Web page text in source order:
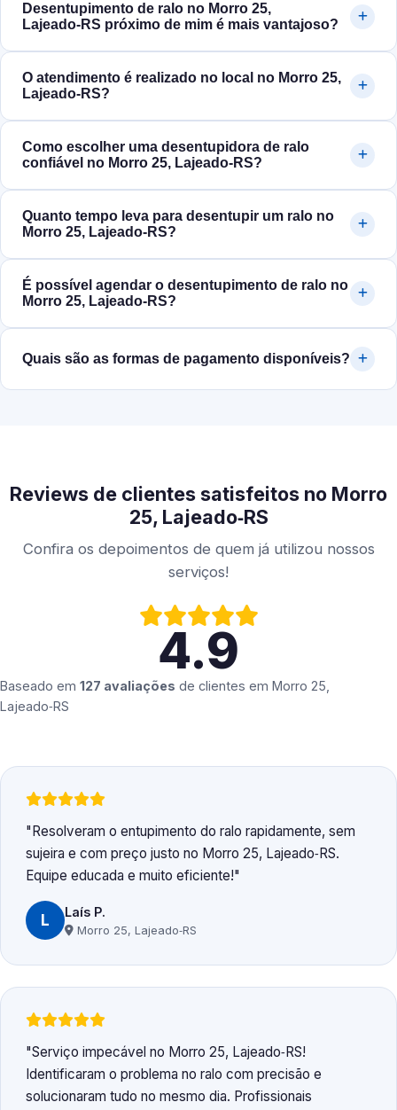
Desentupimento de ralo no Morro 25,
Lajeado‑RS próximo de mim é mais vantajoso?
O atendimento é realizado no local no Morro 25,
Lajeado‑RS?
Como escolher uma desentupidora de ralo
confiável no Morro 25, Lajeado‑RS?
Quanto tempo leva para desentupir um ralo no
Morro 25, Lajeado‑RS?
É possível agendar o desentupimento de ralo no
Morro 25, Lajeado‑RS?
Quais são as formas de pagamento disponíveis?
Reviews de clientes satisfeitos no Morro
25, Lajeado‑RS
Confira os depoimentos de quem já utilizou nossos
serviços!
4.9
Baseado em 127 avaliações de clientes em Morro 25,
Lajeado‑RS
Resolveram o entupimento do ralo rapidamente, sem
sujeira e com preço justo no Morro 25, Lajeado‑RS.
Equipe educada e muito eficiente!
L Laís P.
Morro 25, Lajeado‑RS
Serviço impecável no Morro 25, Lajeado‑RS!
Identificaram o problema no ralo com precisão e
solucionaram tudo no mesmo dia. Profissionais